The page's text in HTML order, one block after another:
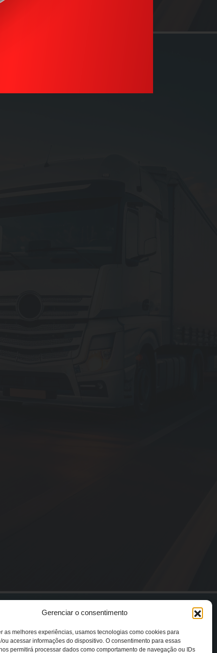
Gerenciar o consentimento
as melhores experiências, usamos tecnologias como cookies para
ou acessar informações do dispositivo. O consentimento para essas
permitirá processar dados como comportamento de navegação ou IDs